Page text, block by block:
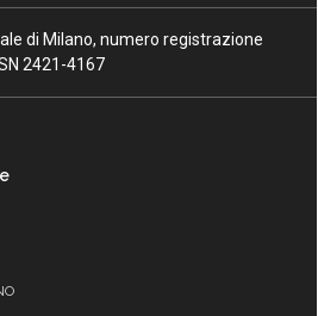
di Milano, numero registrazione
2421-4167